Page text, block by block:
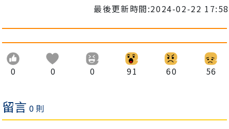
最後更新時間:2024-02-22 17:58
0 0 0 91 60 56